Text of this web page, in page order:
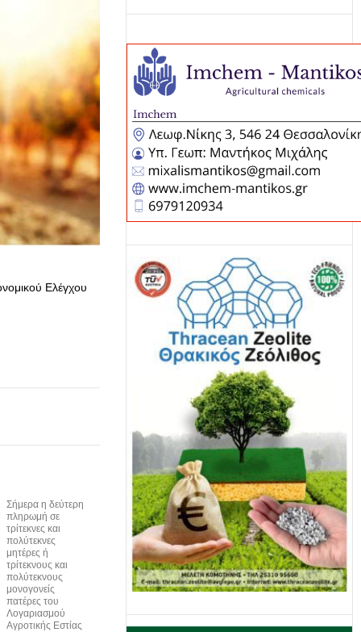
Ελέγχου
Σήμερα η δεύτερη
πληρωμή σε
τρίτεκνες και
πολύτεκνες
μητέρες ή
τρίτεκνους και
πολύτεκνους
μονογονείς
πατέρες του
Λογαριασμού
Αγροτικής Εστίας